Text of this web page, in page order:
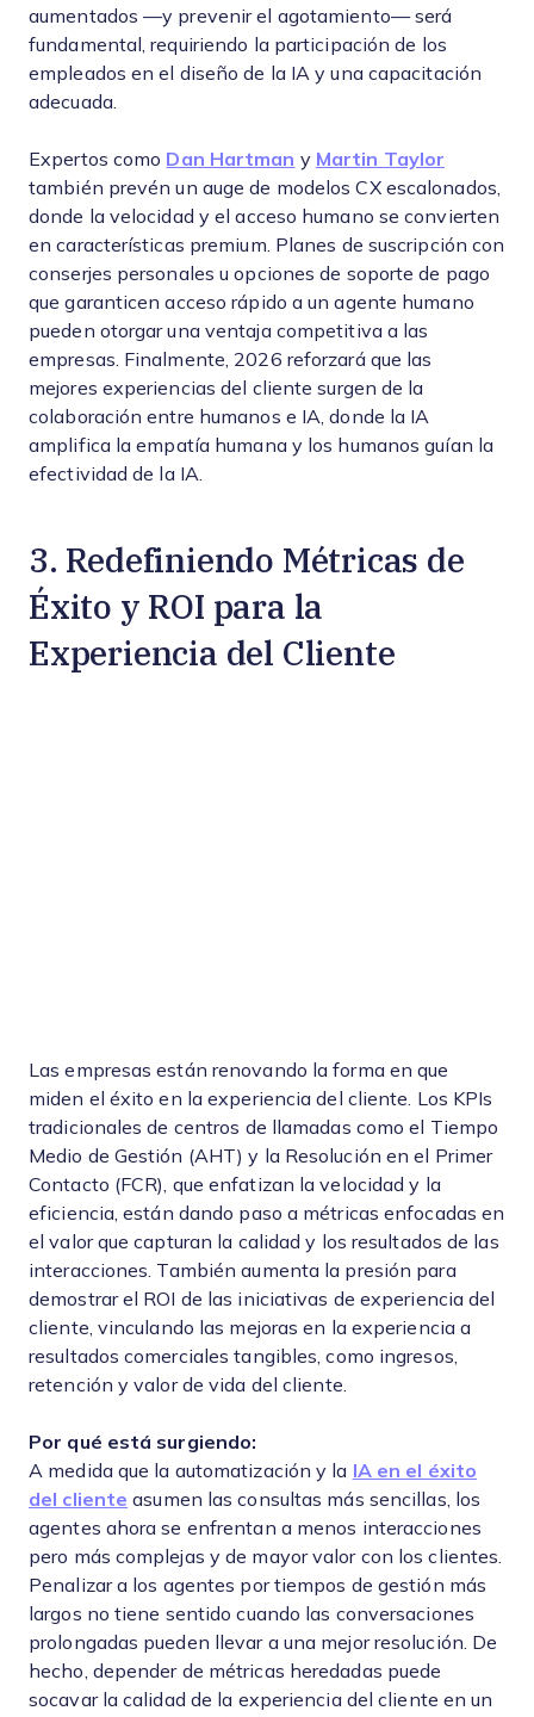
aumentados —y prevenir el agotamiento— será
fundamental, requiriendo la participación de los
empleados en el diseño de la IA y una capacitación
adecuada.
Expertos como Dan Hartman y Martin Taylor
también prevén un auge de modelos CX escalonados,
donde la velocidad y el acceso humano se convierten
en características premium. Planes de suscripción con
conserjes personales u opciones de soporte de pago
que garanticen acceso rápido a un agente humano
pueden otorgar una ventaja competitiva a las
empresas. Finalmente, 2026 reforzará que las
mejores experiencias del cliente surgen de la
colaboración entre humanos e IA, donde la IA
amplifica la empatía humana y los humanos guían la
efectividad de la IA.
3. Redefiniendo Métricas de
Éxito y ROI para la
Experiencia del Cliente
Las empresas están renovando la forma en que
miden el éxito en la experiencia del cliente. Los KPIs
tradicionales de centros de llamadas como el Tiempo
Medio de Gestión (AHT) y la Resolución en el Primer
Contacto (FCR), que enfatizan la velocidad y la
eficiencia, están dando paso a métricas enfocadas en
el valor que capturan la calidad y los resultados de las
interacciones. También aumenta la presión para
demostrar el ROI de las iniciativas de experiencia del
cliente, vinculando las mejoras en la experiencia a
resultados comerciales tangibles, como ingresos,
retención y valor de vida del cliente.
Por qué está surgiendo:
A medida que la automatización y la IA en el éxito
del cliente asumen las consultas más sencillas, los
agentes ahora se enfrentan a menos interacciones
pero más complejas y de mayor valor con los clientes.
Penalizar a los agentes por tiempos de gestión más
largos no tiene sentido cuando las conversaciones
prolongadas pueden llevar a una mejor resolución. De
hecho, depender de métricas heredadas puede
socavar la calidad de la experiencia del cliente en un